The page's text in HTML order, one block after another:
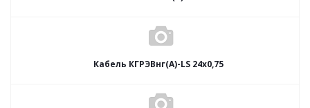
Кабель КГРЭВнг(А)-LS 24х0,75